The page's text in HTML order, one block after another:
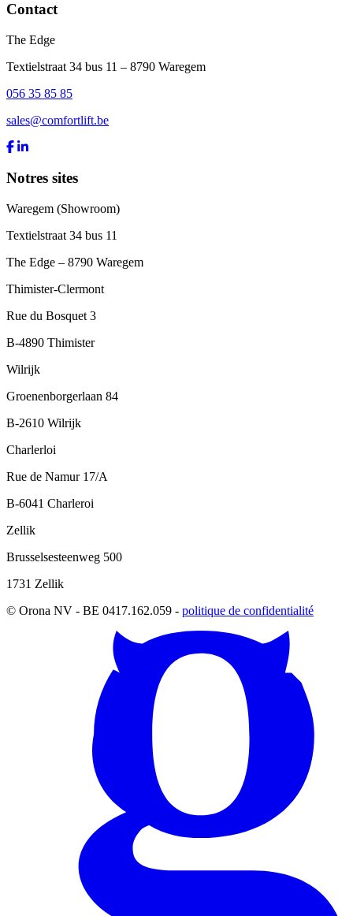
Contact
The Edge
Textielstraat 34 bus 11 – 8790 Waregem
056 35 85 85
sales@comfortlift.be
Notres sites
Waregem (Showroom)
Textielstraat 34 bus 11
The Edge – 8790 Waregem
Thimister-Clermont
Rue du Bosquet 3
B-4890 Thimister
Wilrijk
Groenenborgerlaan 84
B-2610 Wilrijk
Charlerloi
Rue de Namur 17/A
B-6041 Charleroi
Zellik
Brusselsesteenweg 500
1731 Zellik
© Orona NV - BE 0417.162.059 - politique de confidentialité